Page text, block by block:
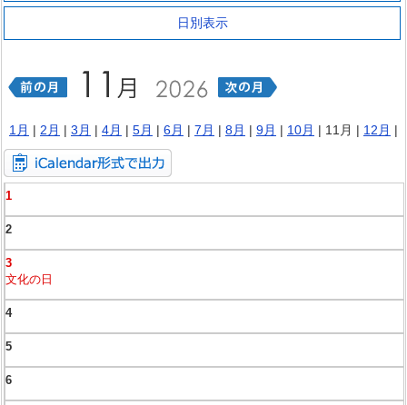
日別表示
1月 | 2月 | 3月 | 4月 | 5月 | 6月 | 7月 | 8月 | 9月 | 10月 | 11月 | 12月 |
1
2
3
文化の日
4
5
6